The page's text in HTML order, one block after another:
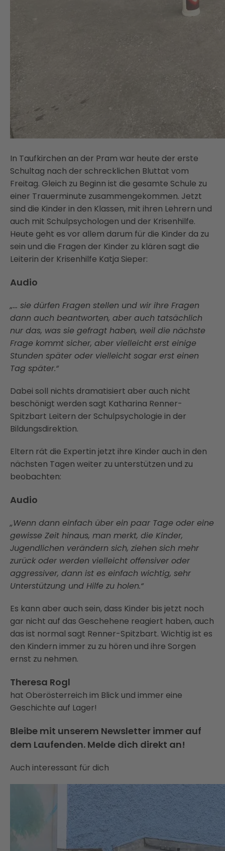
In Taufkirchen an der Pram war heute der erste
Schultag nach der schrecklichen Bluttat vom
Freitag. Gleich zu Beginn ist die gesamte Schule zu
einer Trauerminute zusammengekommen. Jetzt
sind die Kinder in den Klassen, mit ihren Lehrern und
auch mit Schulpsychologen und der Krisenhilfe.
Heute geht es vor allem darum für die Kinder da zu
sein und die Fragen der Kinder zu klären sagt die
Leiterin der Krisenhilfe Katja Sieper:
Audio
„… sie dürfen Fragen stellen und wir ihre Fragen
dann auch beantworten, aber auch tatsächlich
nur das, was sie gefragt haben, weil die nächste
Frage kommt sicher, aber vielleicht erst einige
Stunden später oder vielleicht sogar erst einen
Tag später.“
Dabei soll nichts dramatisiert aber auch nicht
beschönigt werden sagt Katharina Renner-
Spitzbart Leitern der Schulpsychologie in der
Bildungsdirektion.
Eltern rät die Expertin jetzt ihre Kinder auch in den
nächsten Tagen weiter zu unterstützen und zu
beobachten:
Audio
„Wenn dann einfach über ein paar Tage oder eine
gewisse Zeit hinaus, man merkt, die Kinder,
Jugendlichen verändern sich, ziehen sich mehr
zurück oder werden vielleicht offensiver oder
aggressiver, dann ist es einfach wichtig, sehr
Unterstützung und Hilfe zu holen.“
Es kann aber auch sein, dass Kinder bis jetzt noch
gar nicht auf das Geschehene reagiert haben, auch
das ist normal sagt Renner-Spitzbart. Wichtig ist es
den Kindern immer zu zu hören und ihre Sorgen
ernst zu nehmen.
Theresa Rogl
hat Oberösterreich im Blick und immer eine
Geschichte auf Lager!
Bleibe mit unserem Newsletter immer auf
dem Laufenden. Melde dich direkt an!
Auch interessant für dich